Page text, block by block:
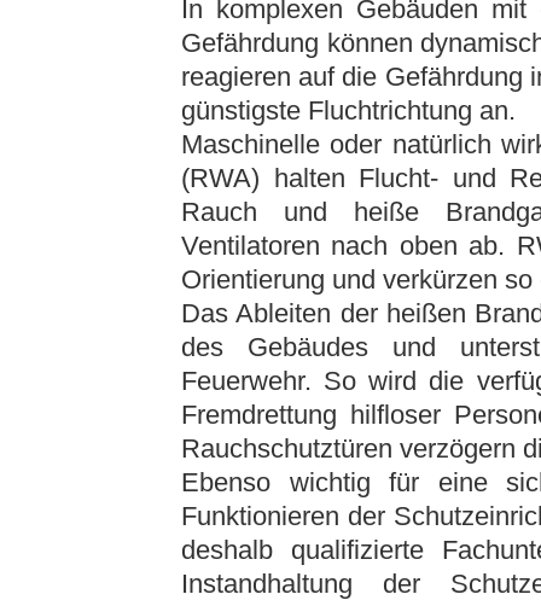
In komplexen Gebäuden
Gefährdung können
reagieren auf die Gefährdung
günstigste Fluchtrichtung an.
Maschinelle oder natürlich
(RWA) halten Flucht- und
Rauch und heiße
Ventilatoren nach oben ab.
Orientierung und verkürzen
Das Ableiten der heißen
des Gebäudes und
Feuerwehr. So wird die
Fremdrettung hilfloser
Rauchschutztüren verzögern
Ebenso wichtig für eine
Funktionieren der
deshalb qualifizierte
Instandhaltung der